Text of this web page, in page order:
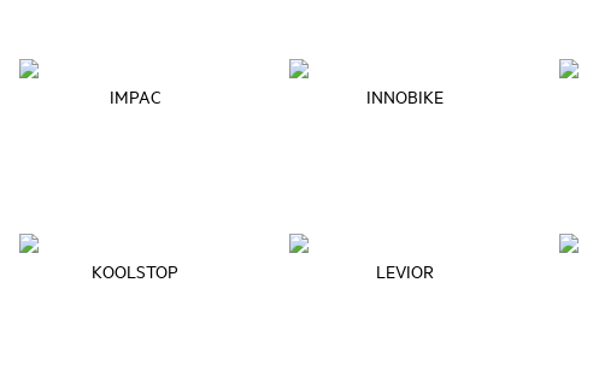
IMPAC INNOBIKE
KOOLSTOP LEVIOR